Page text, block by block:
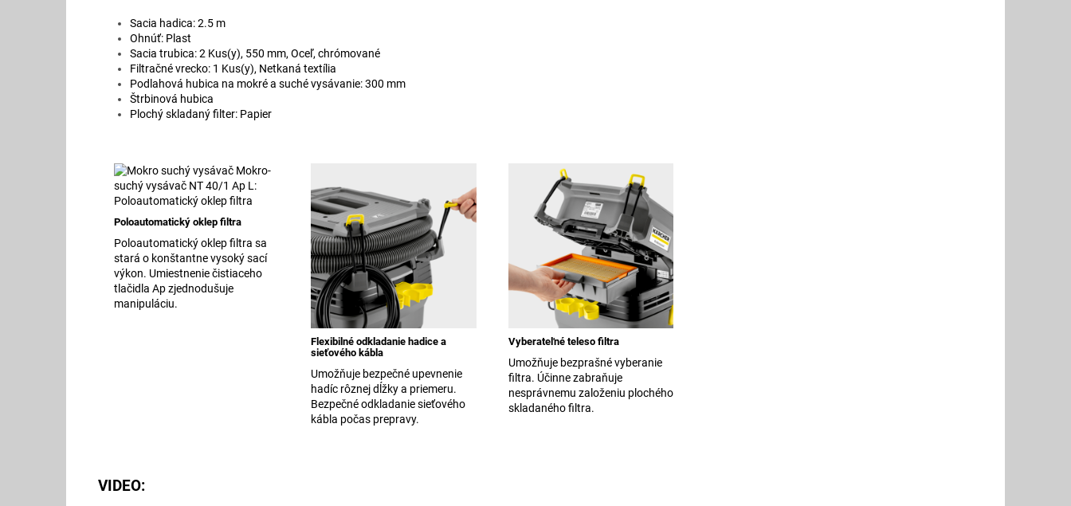
Sacia hadica: 2.5 m
Ohnúť: Plast
Sacia trubica: 2 Kus(y), 550 mm, Oceľ, chrómované
Filtračné vrecko: 1 Kus(y), Netkaná textília
Podlahová hubica na mokré a suché vysávanie: 300 mm
Štrbinová hubica
Plochý skladaný filter: Papier
Poloautomatický oklep filtra
Poloautomatický oklep filtra sa
stará o konštantne vysoký sací
výkon. Umiestnenie čistiaceho
tlačidla Ap zjednodušuje
manipuláciu.
Flexibilné odkladanie hadice a
sieťového kábla
Umožňuje bezpečné upevnenie
hadíc rôznej dĺžky a priemeru.
Bezpečné odkladanie sieťového
kábla počas prepravy.
Vyberateľné teleso filtra
Umožňuje bezprašné vyberanie
filtra. Účinne zabraňuje
nesprávnemu založeniu plochého
skladaného filtra.
VIDEO: